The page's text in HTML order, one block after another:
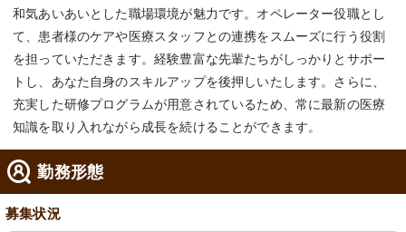
和気あいあいとした職場環境が魅力です。オペレーター役職とし
て、患者様のケアや医療スタッフとの連携をスムーズに行う役割
を担っていただきます。経験豊富な先輩たちがしっかりとサポー
トし、あなた自身のスキルアップを後押しいたします。さらに、
充実した研修プログラムが用意されているため、常に最新の医療
知識を取り入れながら成長を続けることができます。
勤務形態
募集状況